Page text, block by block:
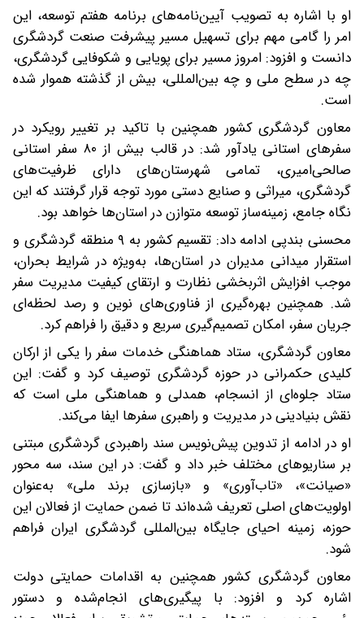
او با اشاره به تصویب آیین‌نامه‌های برنامه هفتم توسعه، این
امر را گامی مهم برای تسهیل مسیر پیشرفت صنعت گردشگری
دانست و افزود: امروز مسیر برای پویایی و شکوفایی گردشگری،
چه در سطح ملی و چه بین‌المللی، بیش از گذشته هموار شده
است.
معاون گردشگری کشور همچنین با تاکید بر تغییر رویکرد در
سفرهای استانی یادآور شد: در قالب بیش از ۸۰ سفر استانی
صالحی‌امیری، تمامی شهرستان‌های دارای ظرفیت‌های
گردشگری، میراثی و صنایع‌ دستی مورد توجه قرار گرفتند که این
نگاه جامع، زمینه‌ساز توسعه متوازن در استان‌ها خواهد بود.
محسنی بندپی ادامه داد: تقسیم کشور به ۹ منطقه گردشگری و
استقرار میدانی مدیران در استان‌ها، به‌ویژه در شرایط بحران،
موجب افزایش اثربخشی نظارت و ارتقای کیفیت مدیریت سفر
شد. همچنین بهره‌گیری از فناوری‌های نوین و رصد لحظه‌ای
جریان سفر، امکان تصمیم‌گیری سریع و دقیق را فراهم کرد.
معاون گردشگری، ستاد هماهنگی خدمات سفر را یکی از ارکان
کلیدی حکمرانی در حوزه گردشگری توصیف کرد و گفت: این
ستاد جلوه‌ای از انسجام، همدلی و هماهنگی ملی است که
نقش بنیادینی در مدیریت و راهبری سفرها ایفا می‌کند.
او در ادامه از تدوین پیش‌نویس سند راهبردی گردشگری مبتنی
بر سناریوهای مختلف خبر داد و گفت: در این سند، سه محور
«صیانت»، «تاب‌آوری» و «بازسازی برند ملی» به‌عنوان
اولویت‌های اصلی تعریف شده‌اند تا ضمن حمایت از فعالان این
حوزه، زمینه احیای جایگاه بین‌المللی گردشگری ایران فراهم
شود.
معاون گردشگری کشور همچنین به اقدامات حمایتی دولت
اشاره کرد و افزود: با پیگیری‌های انجام‌شده و دستور